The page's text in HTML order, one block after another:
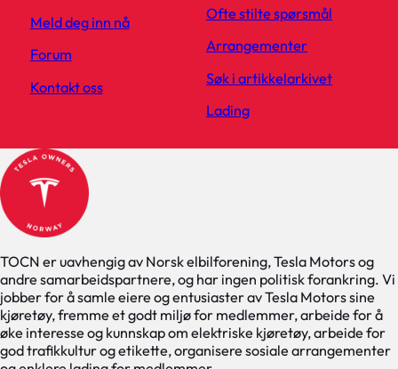
TOCN er uavhengig av Norsk elbilforening, Tesla Motors og
andre samarbeidspartnere, og har ingen politisk forankring. Vi
jobber for å samle eiere og entusiaster av Tesla Motors sine
kjøretøy, fremme et godt miljø for medlemmer, arbeide for å
øke interesse og kunnskap om elektriske kjøretøy, arbeide for
god trafikkultur og etikette, organisere sosiale arrangementer
Meld deg inn nå
Forum
Kontakt oss
Ofte stilte spørsmål
Arrangementer
Søk i artikkelarkivet
Lading